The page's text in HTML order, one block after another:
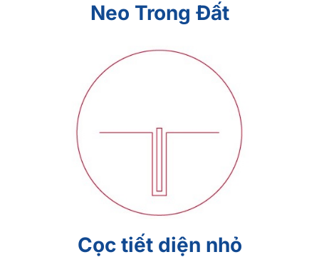
Neo Trong Đất
Cọc tiết diện nhỏ
Cọc tiết diện nhỏ